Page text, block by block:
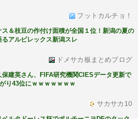
フットカルチョ！
ス＆枝豆の作付け面積が全国１位！新潟の夏の
るアルビレックス新潟スレ
ドメサカ板まとめブログ
保建英さん、FIFA研究機関CIESデータ更新で
り43位にｗｗｗｗｗｗｗ
サカサカ10